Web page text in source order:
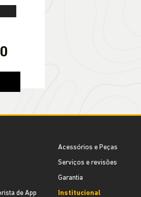
de App
Acessórios e Peças
Serviços e revisões
Garantia
Institucional